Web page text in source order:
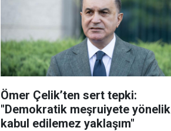
Ömer Çelik’ten sert tepki:
"Demokratik meşruiyete yönelik
kabul edilemez yaklaşım"